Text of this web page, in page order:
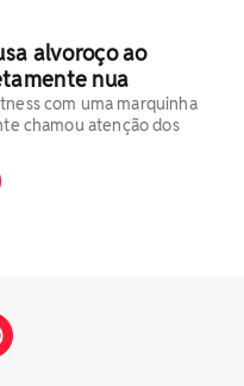
alvoroço ao
nua
com uma marquinha
chamou atenção dos